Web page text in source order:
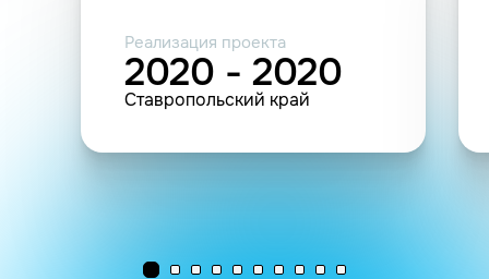
Реализация проекта
2020 - 2020
Ставропольский край